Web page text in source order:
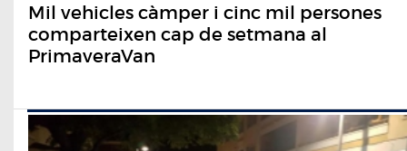
Mil vehicles càmper i cinc mil persones
comparteixen cap de setmana al
PrimaveraVan